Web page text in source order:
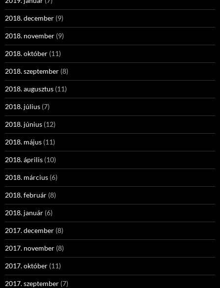
2018. december (9)
2018. november (9)
2018. október (11)
2018. szeptember (8)
2018. augusztus (11)
2018. július (7)
2018. június (12)
2018. május (11)
2018. április (10)
2018. március (6)
2018. február (8)
2018. január (6)
2017. december (8)
2017. november (8)
2017. október (11)
2017. szeptember (7)